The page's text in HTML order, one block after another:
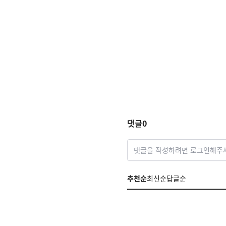
댓글0
댓글을 작성하려면 로그인해주
추천순최신순답글순